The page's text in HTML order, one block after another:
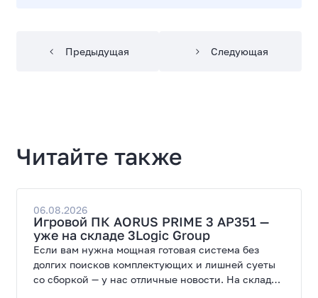
Предыдущая Следующая
Читайте также
06.08.2026
Игровой ПК AORUS PRIME 3 AP351 —
уже на складе 3Logic Group
Если вам нужна мощная готовая система без
долгих поисков комплектующих и лишней суеты
со сборкой — у нас отличные новости. На склад